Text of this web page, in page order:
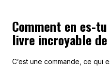
Comment en es-
livre incroyable
C’est une commande, ce qui